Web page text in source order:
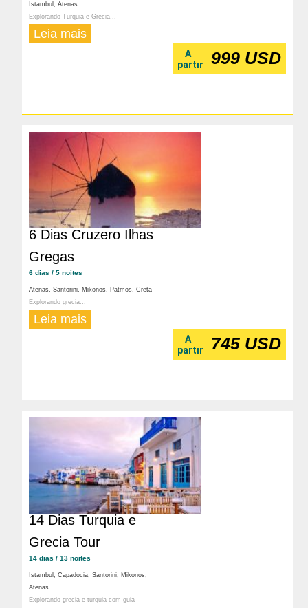
Istambul, Atenas
Explorando Turquia e Grecia...
Leia mais
A
partır
999 USD
6 Dias Cruzero Ilhas
Gregas
6 dias / 5 noites
Atenas, Santorini, Mikonos, Patmos, Creta
Explorando grecia...
Leia mais
A
partır
745 USD
14 Dias Turquia e
Grecia Tour
14 dias / 13 noites
Istambul, Capadocia, Santorini, Mikonos,
Atenas
Explorando grecia e turquia com guia